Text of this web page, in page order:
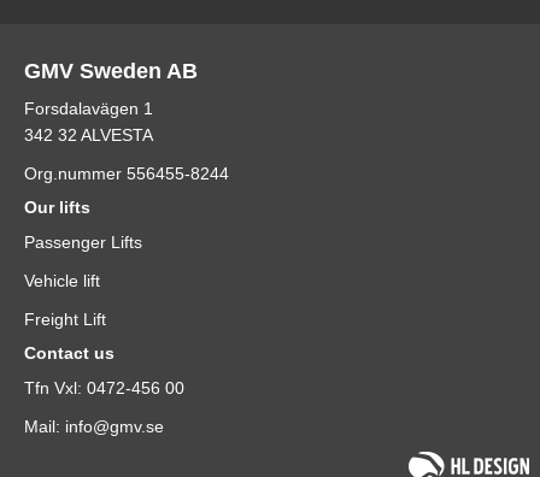
GMV Sweden AB
Forsdalavägen 1
342 32 ALVESTA
Org.nummer 556455-8244
Our lifts
Passenger Lifts
Vehicle lift
Freight Lift
Contact us
Tfn Vxl: 0472-456 00
Mail: info@gmv.se